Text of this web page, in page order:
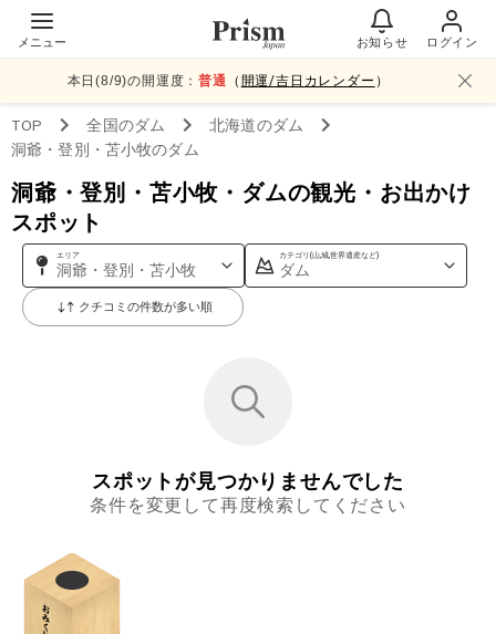
メニュー お知らせ ログイン
本日(8/9)の開運度：普通 （ 開運/吉日カレンダー ）
TOP 全国のダム 北海道のダム
洞爺・登別・苫小牧のダム
洞爺・登別・苫小牧・ダムの観光・お出かけ
スポット
エリア
洞爺・登別・苫小牧
カテゴリ(山,城,世界遺産など)
ダム
クチコミの件数が多い順
スポットが見つかりませんでした
条件を変更して再度検索してください